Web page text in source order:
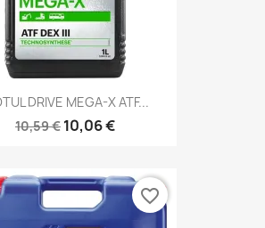
DRIVE MEGA-X ATF...
10,59 € 10,06 €
favorite_border